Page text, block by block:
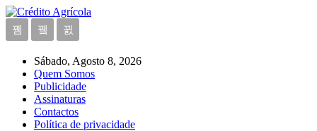
Sábado, Agosto 8, 2026
Quem Somos
Publicidade
Assinaturas
Contactos
Política de privacidade